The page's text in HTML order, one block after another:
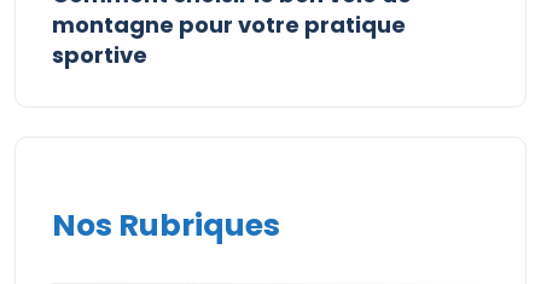
montagne pour votre pratique
sportive
Nos Rubriques